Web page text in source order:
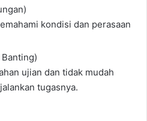
kondisi dan perasaan
Banting)
ujian dan tidak mudah
tugasnya.